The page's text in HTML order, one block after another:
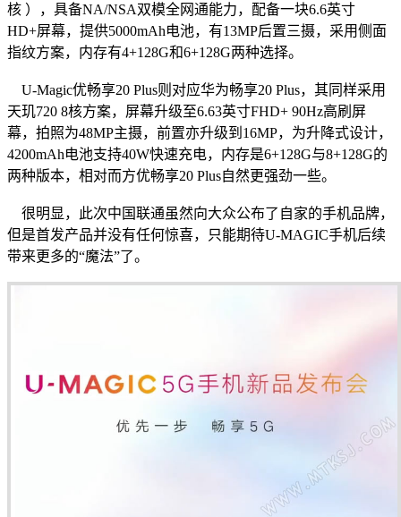
核 ），具备NA/NSA双模全网通能力，配备一块6.6英寸
HD+屏幕，提供5000mAh电池，有13MP后置三摄，采用侧面
指纹方案，内存有4+128G和6+128G两种选择。
U-Magic优畅享20 Plus则对应华为畅享20 Plus，其同样采用
天玑720 8核方案，屏幕升级至6.63英寸FHD+ 90Hz高刷屏
幕，拍照为48MP主摄，前置亦升级到16MP，为升降式设计，
4200mAh电池支持40W快速充电，内存是6+128G与8+128G的
两种版本，相对而方优畅享20 Plus自然更强劲一些。
很明显，此次中国联通虽然向大众公布了自家的手机品牌，
但是首发产品并没有任何惊喜，只能期待U-MAGIC手机后续
带来更多的“魔法”了。